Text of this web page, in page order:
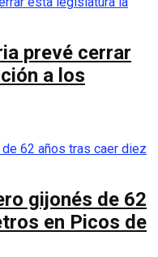
prevé cerrar
a los
gijonés de 62
en Picos de